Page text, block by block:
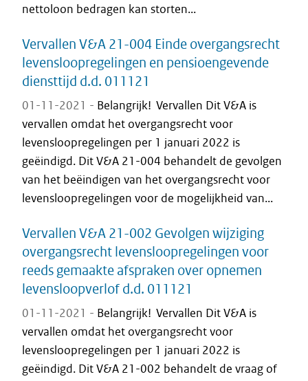
nettoloon bedragen kan storten...
Vervallen V&A 21-004 Einde overgangsrecht
levensloopregelingen en pensioengevende
diensttijd d.d. 011121
01-11-2021 - Belangrijk! Vervallen Dit V&A is
vervallen omdat het overgangsrecht voor
levensloopregelingen per 1 januari 2022 is
geëindigd. Dit V&A 21-004 behandelt de gevolgen
van het beëindigen van het overgangsrecht voor
levensloopregelingen voor de mogelijkheid van...
Vervallen V&A 21-002 Gevolgen wijziging
overgangsrecht levensloopregelingen voor
reeds gemaakte afspraken over opnemen
levensloopverlof d.d. 011121
01-11-2021 - Belangrijk! Vervallen Dit V&A is
vervallen omdat het overgangsrecht voor
levensloopregelingen per 1 januari 2022 is
geëindigd. Dit V&A 21-002 behandelt de vraag of